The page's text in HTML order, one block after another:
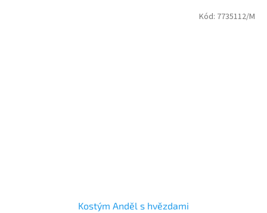
Kostým Anděl s hvězdami
Kód: 7735112/M